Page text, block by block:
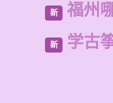
新 福州
新 学古